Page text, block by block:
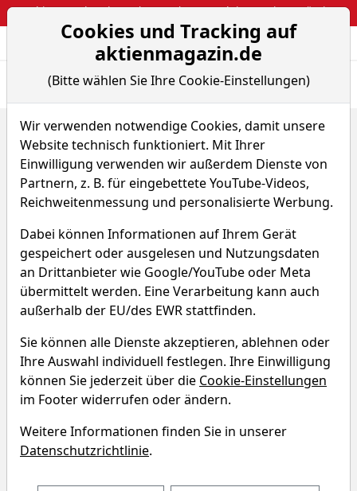
Webinar: So kassierst du trotzdem attraktive Optionsprämien
Aktien- und
Home ETFs Comgest - Growth Japan
Comgest - Growth Japan
WYZ2
WKN 631026
ISIN IE0004767087
15,923 € +0,96 %
Echtzeit-Aktienkurs 07.08.2026, 20:00 Uhr
Chart des Comgest - Growth
Japan ETF
Charttool öffnen
1T 1W
Cookies und Tracking auf
aktienmagazin.de
(Bitte wählen Sie Ihre Cookie-Einstellungen)
Wir verwenden notwendige Cookies, damit unsere
Website technisch funktioniert. Mit Ihrer
Einwilligung verwenden wir außerdem Dienste von
Partnern, z. B. für eingebettete YouTube-Videos,
Reichweitenmessung und personalisierte Werbung.
Dabei können Informationen auf Ihrem Gerät
gespeichert oder ausgelesen und Nutzungsdaten
an Drittanbieter wie Google/YouTube oder Meta
übermittelt werden. Eine Verarbeitung kann auch
außerhalb der EU/des EWR stattfinden.
Sie können alle Dienste akzeptieren, ablehnen oder
Ihre Auswahl individuell festlegen. Ihre Einwilligung
können Sie jederzeit über die Cookie-Einstellungen
im Footer widerrufen oder ändern.
Weitere Informationen finden Sie in unserer
Datenschutzrichtlinie.